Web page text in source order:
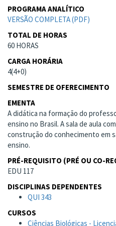
PROGRAMA ANALÍTICO
VERSÃO COMPLETA (PDF)
TOTAL DE HORAS
60 HORAS
CARGA HORÁRIA
4(4+0)
SEMESTRE DE OFERECIMENTO
EMENTA
A didática na formação do
ensino no Brasil. A sala de aula
construção do conhecimento em
ensino.
PRÉ-REQUISITO (PRÉ OU CO-
EDU 117
DISCIPLINAS DEPENDENTES
QUI 343
CURSOS
Ciências Biológicas -